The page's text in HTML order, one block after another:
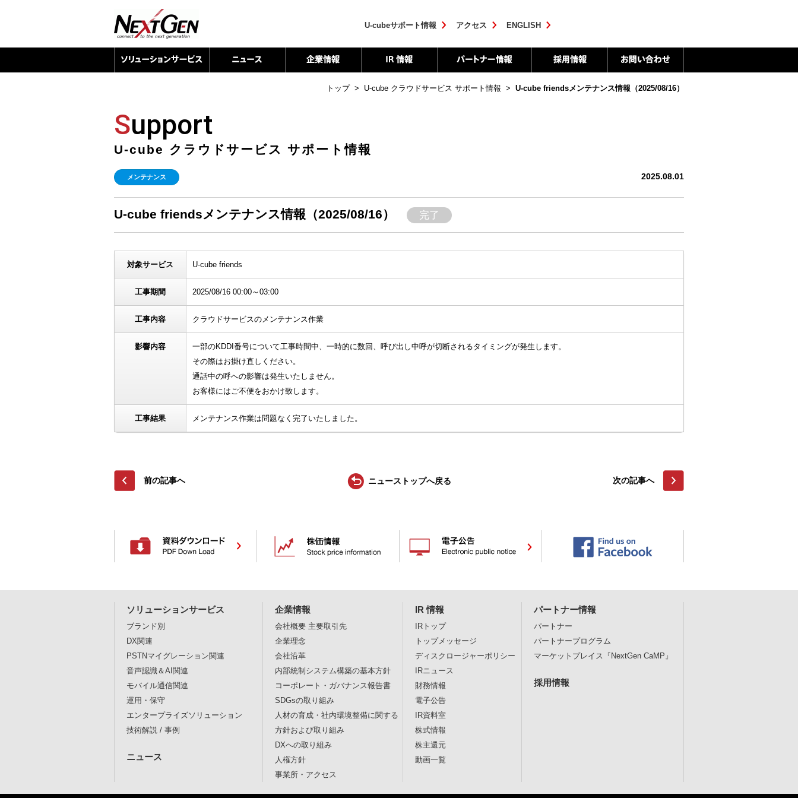
U-cubeサポート情報 アクセス ENGLISH
トップ > U-cube クラウドサービス サポート情報 > U-cube friendsメンテナンス情報（2025/08/16）
Support
U-cube クラウドサービス サポート情報
メンテナンス 2025.08.01
U-cube friendsメンテナンス情報（2025/08/16） 完了
対象サービス U-cube friends
工事期間 2025/08/16 00:00～03:00
工事内容 クラウドサービスのメンテナンス作業
影響内容
一部のKDDI番号について工事時間中、一時的に数回、呼び出し中呼が切断されるタイミングが発生します。
その際はお掛け直しください。
通話中の呼への影響は発生いたしません。
お客様にはご不便をおかけ致します。
工事結果 メンテナンス作業は問題なく完了いたしました。
前の記事へ ニューストップへ戻る 次の記事へ
ソリューションサービス
ブランド別
DX関連
PSTNマイグレーション関連
音声認識＆AI関連
モバイル通信関連
運用・保守
エンタープライズソリューション
技術解説 / 事例
ニュース
企業情報
会社概要 主要取引先
企業理念
会社沿革
内部統制システム構築の基本方針
コーポレート・ガバナンス報告書
SDGsの取り組み
人材の育成・社内環境整備に関する
方針および取り組み
DXへの取り組み
人権方針
事業所・アクセス
IR 情報
IRトップ
トップメッセージ
ディスクロージャーポリシー
IRニュース
財務情報
電子公告
IR資料室
株式情報
株主還元
動画一覧
パートナー情報
パートナー
パートナープログラム
マーケットプレイス 『NextGen CaMP』
採用情報